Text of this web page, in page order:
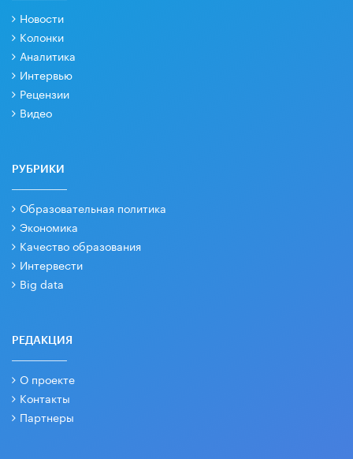
Новости
Колонки
Аналитика
Интервью
Рецензии
Видео
РУБРИКИ
Образовательная политика
Экономика
Качество образования
Интервести
Big data
РЕДАКЦИЯ
О проекте
Контакты
Партнеры